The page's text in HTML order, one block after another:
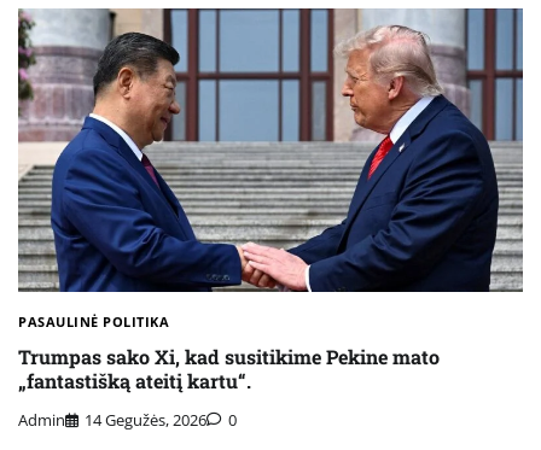
PASAULINĖ POLITIKA
Trumpas sako Xi, kad susitikime Pekine mato
„fantastišką ateitį kartu“.
Admin 14 Gegužės, 2026 0